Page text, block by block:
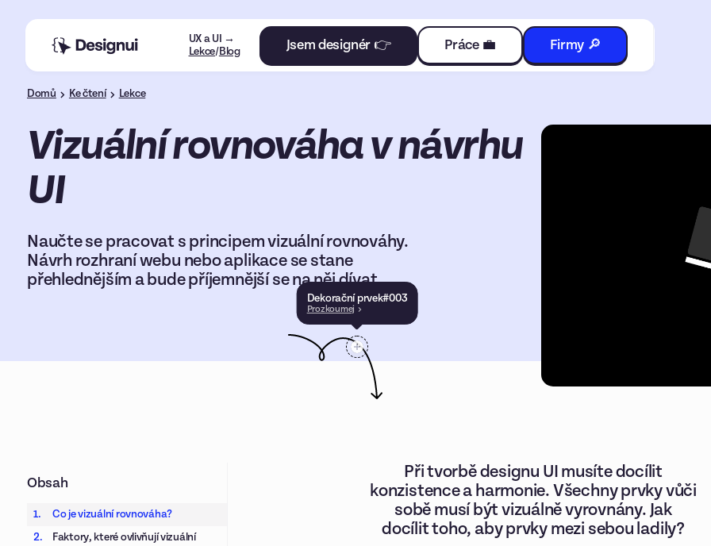
UX a UI →
Lekce/Blog Jsem designér 👉 Práce 💼 Firmy 🔎
Domů Ke čtení Lekce
Vizuální rovnováha v návrhu
UI
Naučte se pracovat s principem vizuální rovnováhy.
Návrh rozhraní webu nebo aplikace se stane
přehlednějším a bude příjemnější se na něj dívat.
Dekorační prvek#003
Prozkoumej
Při tvorbě designu UI musíte docílit
konzistence a harmonie. Všechny prvky vůči
sobě musí být vizuálně vyrovnány. Jak
docílit toho, aby prvky mezi sebou ladily?
Obsah
Co je vizuální rovnováha?
Faktory, které ovlivňují vizuální